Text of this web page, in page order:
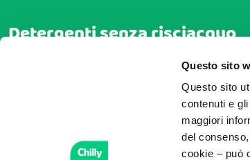
Questo sito
Questo sito
contenuti e
maggiori
del
cookie – può
Detergenti senza risciacquo
Maschere intime